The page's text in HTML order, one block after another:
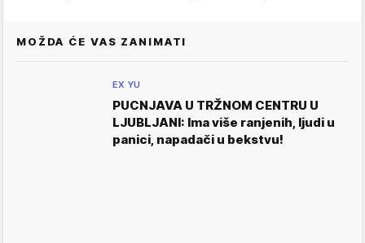
MOŽDA ĆE VAS ZANIMATI
EX YU
PUCNJAVA U TRŽNOM CENTRU U
LJUBLJANI: Ima više ranjenih, ljudi u
panici, napadači u bekstvu!